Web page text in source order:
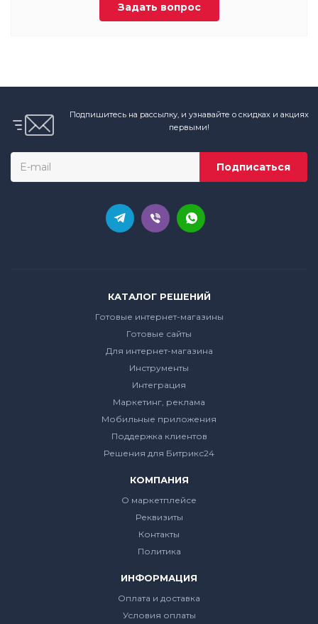
Задать вопрос
Подпишитесь на рассылку, и узнавайте о скидках и акциях
первыми!
КАТАЛОГ РЕШЕНИЙ
Готовые интернет-магазины
Готовые сайты
Для интернет-магазина
Инструменты
Интеграция
Маркетинг, реклама
Мобильные приложения
Поддержка клиентов
Решения для Битрикс24
КОМПАНИЯ
О маркетплейсе
Реквизиты
Контакты
Политика
ИНФОРМАЦИЯ
Оплата и доставка
Условия оплаты